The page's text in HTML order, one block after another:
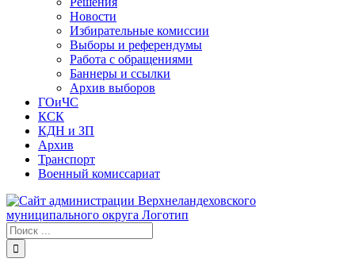
Новости
Избирательные комиссии
Выборы и референдумы
Работа с обращениями
Баннеры и ссылки
Архив выборов
ГОиЧС
КСК
КДН и ЗП
Архив
Транспорт
Военный комиссариат
Результат
поиска: